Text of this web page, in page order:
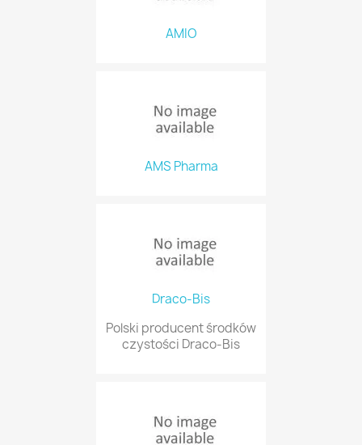
AMIO
AMS Pharma
Draco-Bis
Polski producent środków
czystości Draco-Bis